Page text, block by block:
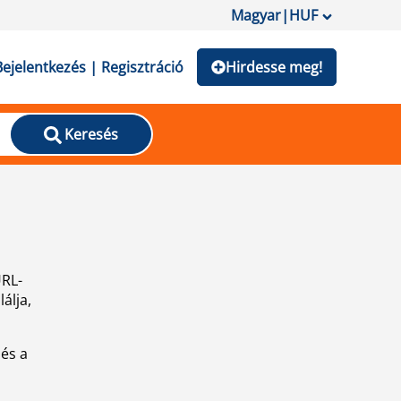
Magyar|HUF
| Regisztráció Hirdesse meg!
Keresés
a